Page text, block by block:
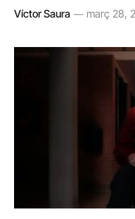
Víctor Saura març 28,